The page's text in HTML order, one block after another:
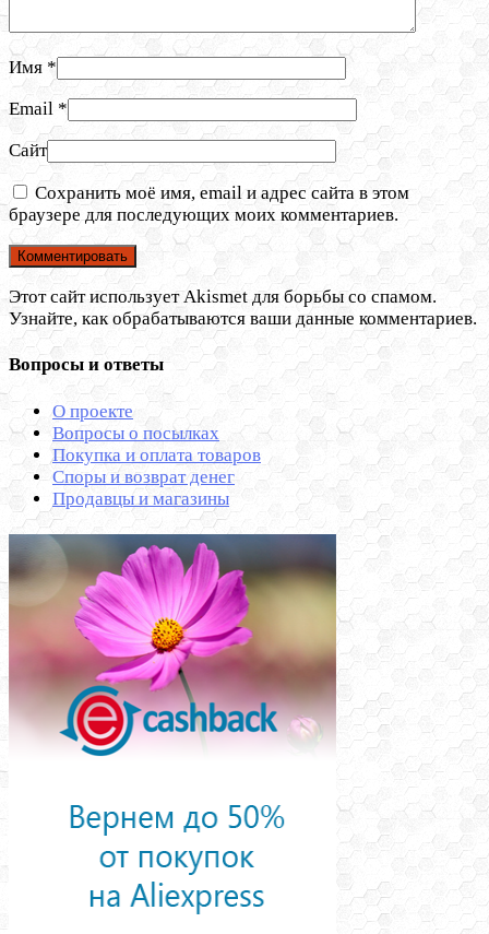
Имя *
Email *
Сайт
Сохранить моё имя, email и адрес сайта в этом
браузере для последующих моих комментариев.
Этот сайт использует Akismet для борьбы со спамом.
Узнайте, как обрабатываются ваши данные комментариев.
Вопросы и ответы
О проекте
Вопросы о посылках
Покупка и оплата товаров
Споры и возврат денег
Продавцы и магазины